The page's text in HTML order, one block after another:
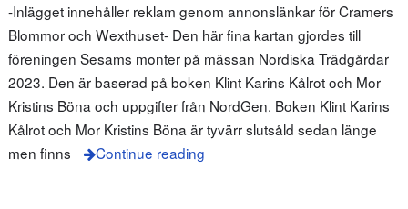
-Inlägget innehåller reklam genom annonslänkar för Cramers
Blommor och Wexthuset- Den här fina kartan gjordes till
föreningen Sesams monter på mässan Nordiska Trädgårdar
2023. Den är baserad på boken Klint Karins Kålrot och Mor
Kristins Böna och uppgifter från NordGen. Boken Klint Karins
Kålrot och Mor Kristins Böna är tyvärr slutsåld sedan länge
men finns
Continue reading